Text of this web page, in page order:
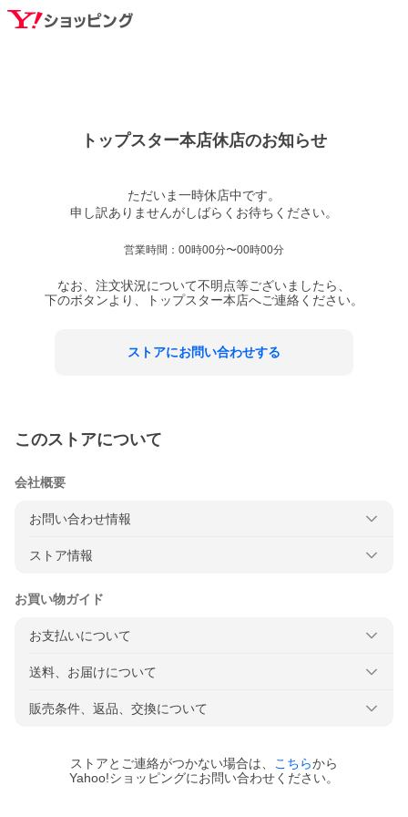
トップスター本店休店のお知らせ
ただいま一時休店中です。
営業時間： 00時00分〜00時00分
なお、注文状況について不明点等ございましたら、
下のボタンより、
トップスター本店へご連絡ください。
ストアにお問い合わせする
このストアについて
会社概要
お問い合わせ情報
ストア情報
お買い物ガイド
お支払いについて
送料、お届けについて
販売条件、返品、交換について
ストアとご連絡がつかない場合は、 こちらから
Yahoo!ショッピングにお問い合わせください。